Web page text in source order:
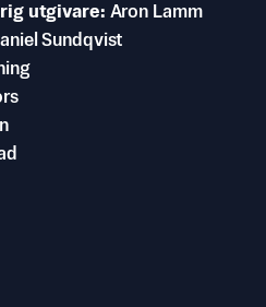
utgivare Aron Lamm
Sundqvist